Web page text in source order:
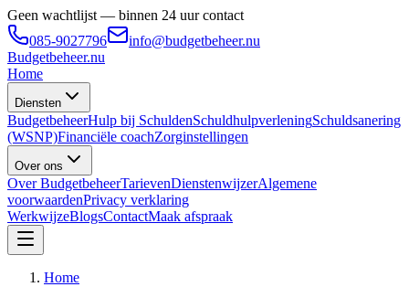
Geen wachtlijst — binnen 24 uur contact
085-9027796
info@budgetbeheer.nu
Budgetbeheer.nu
Home
Diensten
BudgetbeheerHulp bij SchuldenSchuldhulpverleningSchuldsanering
(WSNP)Financiële coachZorginstellingen
Over ons
Over BudgetbeheerTarievenDienstenwijzerAlgemene
voorwaardenPrivacy verklaring
WerkwijzeBlogsContactMaak afspraak
Home